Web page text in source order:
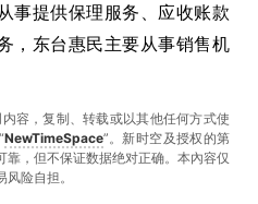
事提供保理服务、应收账款
，东台惠民主要从事销售机
容，复制、转载或以其他任何方式使
NewTimeSpace”。新时空及授权的第
，但不保证数据绝对正确。本內容仅
险自担。